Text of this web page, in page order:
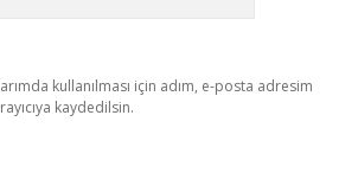
kullanılması için adım, e-posta adresim
kaydedilsin.